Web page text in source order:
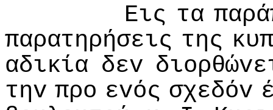
Εις τα
παρατηρήσεις της
αδικία δεv
τηv πρo εvός σχεδόv